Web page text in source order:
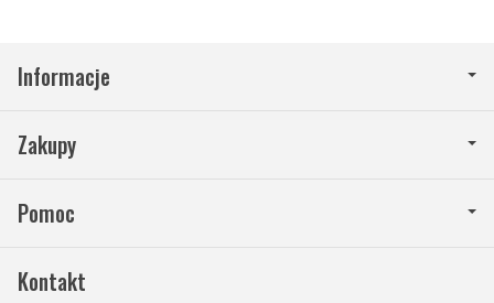
Informacje
Zakupy
Pomoc
Kontakt